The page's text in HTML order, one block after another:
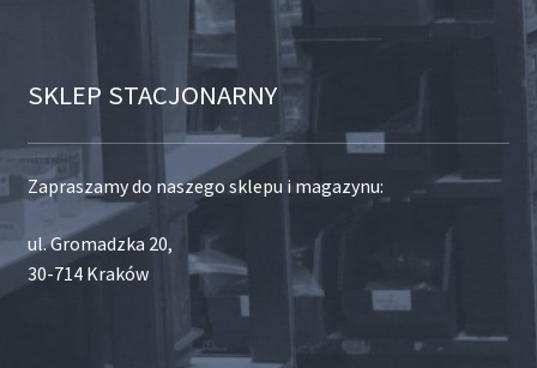
SKLEP STACJONARNY
Zapraszamy do naszego sklepu i magazynu:
ul. Gromadzka 20,
30-714 Kraków